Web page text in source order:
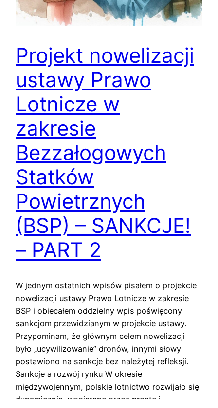
Projekt nowelizacji
ustawy Prawo
Lotnicze w
zakresie
Bezzałogowych
Statków
Powietrznych
(BSP) – SANKCJE!
– PART 2
W jednym ostatnich wpisów pisałem o projekcie
nowelizacji ustawy Prawo Lotnicze w zakresie
BSP i obiecałem oddzielny wpis poświęcony
sankcjom przewidzianym w projekcie ustawy.
Przypominam, że głównym celem nowelizacji
było „ucywilizowanie” dronów, innymi słowy
postawiono na sankcje bez należytej refleksji.
Sankcje a rozwój rynku W okresie
międzywojennym, polskie lotnictwo rozwijało się
dynamicznie, wspierane przez proste i